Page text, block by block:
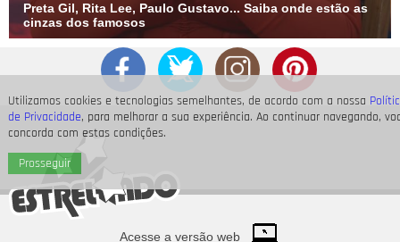
Utilizamos cookies e tecnologias semelhantes, de acordo com a nossa
de Privacidade, para melhorar a sua experiência. Ao continuar navegando,
concorda com estas condições.
Prosseguir
Preta Gil, Rita Lee, Paulo Gustavo... Saiba onde estão as
cinzas dos famosos
Acesse a versão web